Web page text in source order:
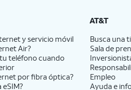
y servicio móvil
Air?
teléfono cuando
por fibra óptica?
eSIM?
AT&T
Busca una
Sala de
Empleo
Ayuda e